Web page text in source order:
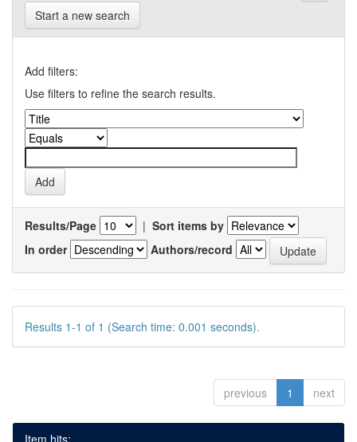
Start a new search
Add filters:
Use filters to refine the search results.
Results/Page | Sort items by
In order
Authors/record
Results 1-1 of 1 (Search time: 0.001 seconds).
previous 1 next
Item hits: